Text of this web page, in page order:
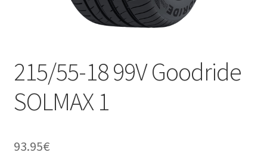
215/55-18 99V Goodride
SOLMAX 1
93.95€